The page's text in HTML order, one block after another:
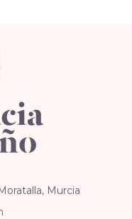
Murcia